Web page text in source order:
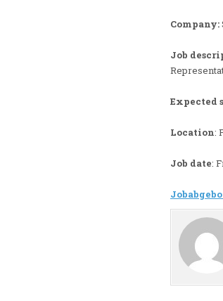
Company:
Job
Expected
Location:
Job date: